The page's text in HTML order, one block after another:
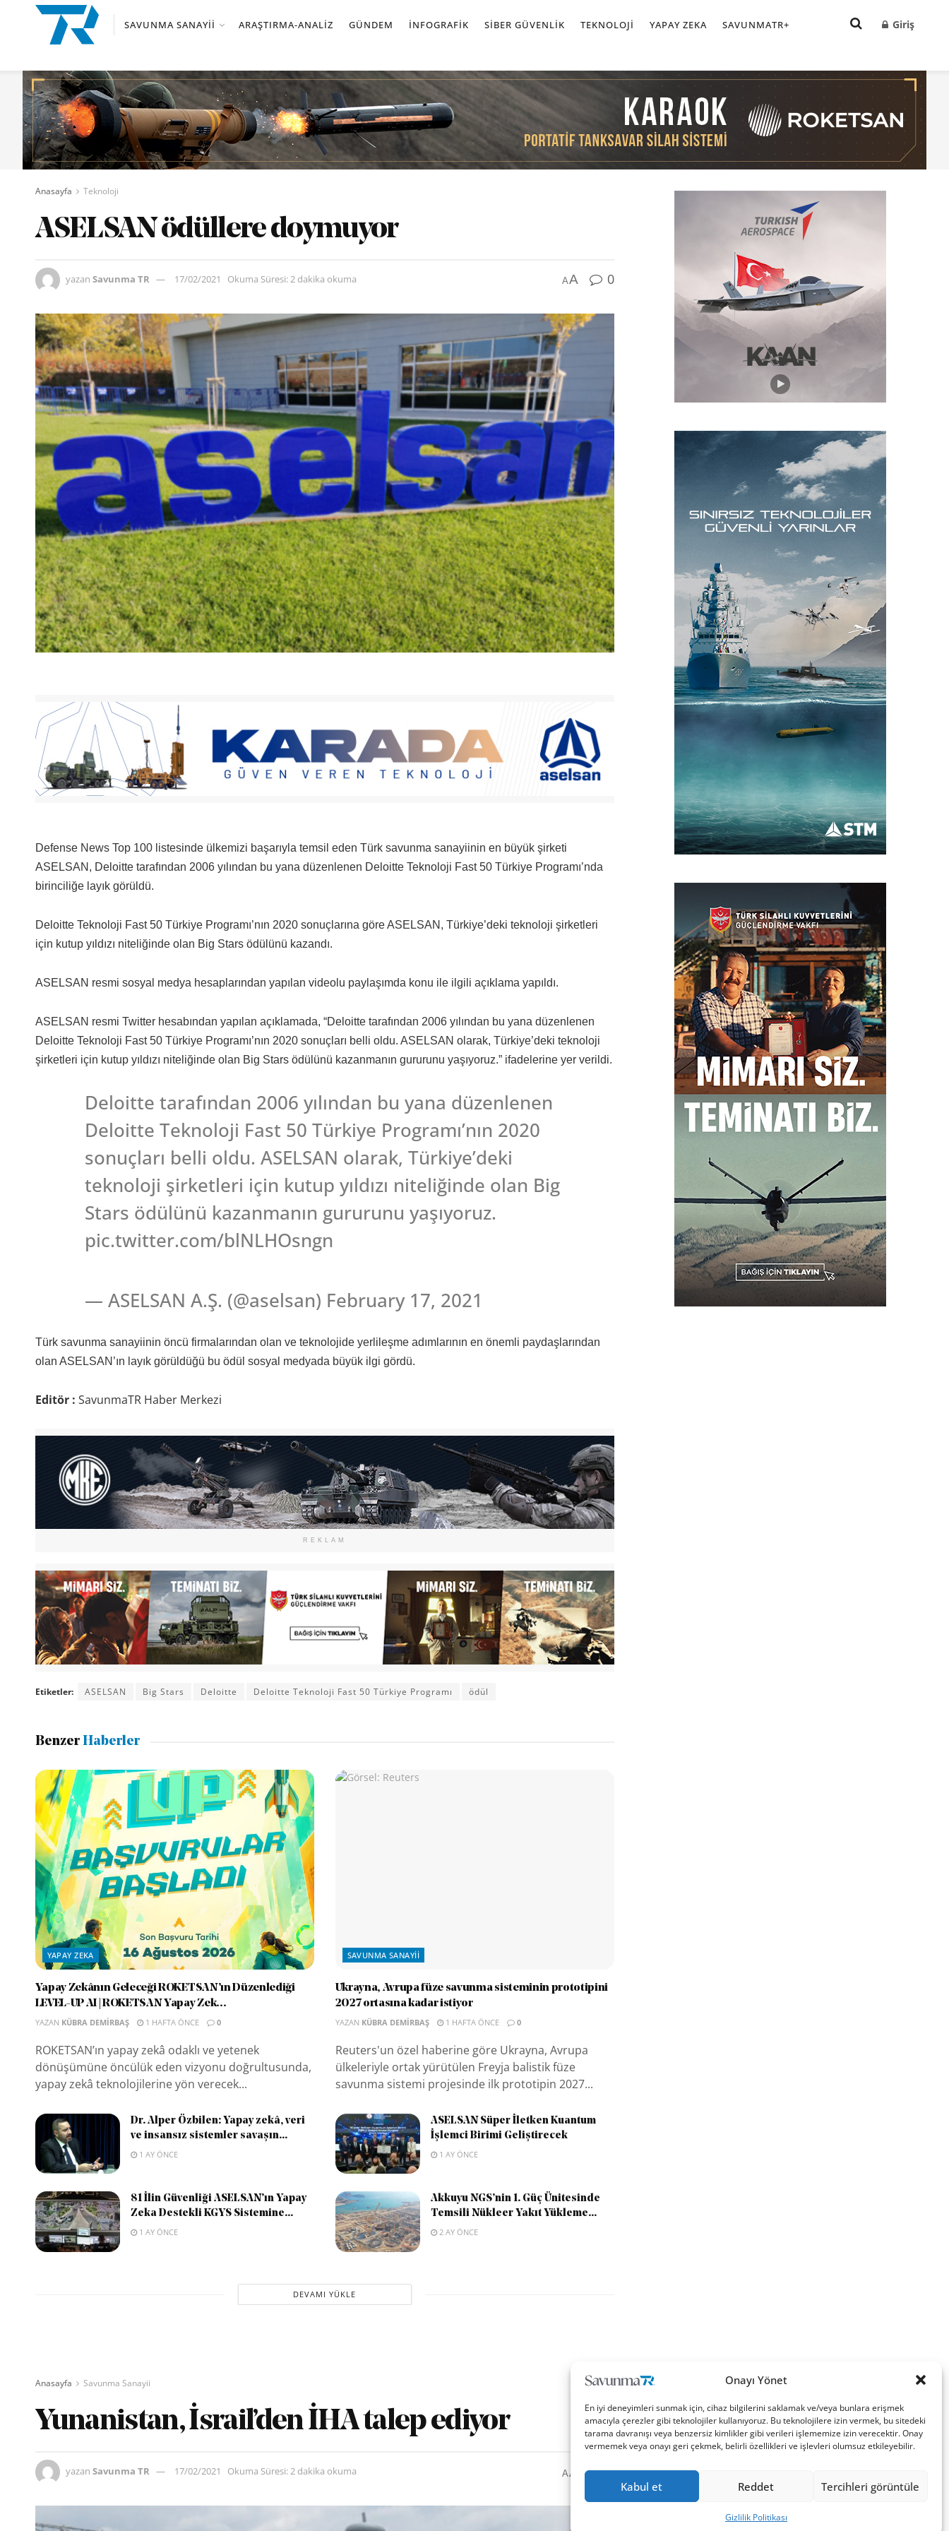
Onayı Yönet
En iyi deneyimleri sunmak için, cihaz bilgilerini saklamak ve/veya bunlara erişmek
amacıyla çerezler gibi teknolojiler kullanıyoruz. Bu teknolojilere izin vermek, bu sitedeki
tarama davranışı veya benzersiz kimlikler gibi verileri işlememize izin verecektir. Onay
vermemek veya onayı geri çekmek, belirli özellikleri ve işlevleri olumsuz etkileyebilir.
Kabul et Reddet Tercihleri görüntüle
Gizlilik Politikası
SAVUNMA SANAYII ARAŞTIRMA-ANALIZ GÜNDEM İNFOGRAFIK SIBER GÜVENLIK TEKNOLOJI YAPAY ZEKA SAVUNMATR+ Giriş
Anasayfa Teknoloji
ASELSAN ödüllere doymuyor
yazan Savunma TR 17/02/2021 Okuma Süresi: 2 dakika okuma AA 0
Defense News Top 100 listesinde ülkemizi başarıyla temsil eden Türk savunma sanayiinin en büyük şirketi
ASELSAN, Deloitte tarafından 2006 yılından bu yana düzenlenen Deloitte Teknoloji Fast 50 Türkiye Programı’nda
birinciliğe layık görüldü.
Deloitte Teknoloji Fast 50 Türkiye Programı’nın 2020 sonuçlarına göre ASELSAN, Türkiye’deki teknoloji şirketleri
için kutup yıldızı niteliğinde olan Big Stars ödülünü kazandı.
ASELSAN resmi sosyal medya hesaplarından yapılan videolu paylaşımda konu ile ilgili açıklama yapıldı.
ASELSAN resmi Twitter hesabından yapılan açıklamada, “Deloitte tarafından 2006 yılından bu yana düzenlenen
Deloitte Teknoloji Fast 50 Türkiye Programı’nın 2020 sonuçları belli oldu. ASELSAN olarak, Türkiye’deki teknoloji
şirketleri için kutup yıldızı niteliğinde olan Big Stars ödülünü kazanmanın gururunu yaşıyoruz.” ifadelerine yer verildi.
Deloitte tarafından 2006 yılından bu yana düzenlenen
Deloitte Teknoloji Fast 50 Türkiye Programı’nın 2020
sonuçları belli oldu. ASELSAN olarak, Türkiye’deki
teknoloji şirketleri için kutup yıldızı niteliğinde olan Big
Stars ödülünü kazanmanın gururunu yaşıyoruz.
pic.twitter.com/blNLHOsngn
— ASELSAN A.Ş. (@aselsan) February 17, 2021
Türk savunma sanayiinin öncü firmalarından olan ve teknolojide yerlileşme adımlarının en önemli paydaşlarından
olan ASELSAN’ın layık görüldüğü bu ödül sosyal medyada büyük ilgi gördü.
Editör : SavunmaTR Haber Merkezi
REKLAM
Etiketler: ASELSAN Big Stars Deloitte Deloitte Teknoloji Fast 50 Türkiye Programı ödül
BenzerHaberler
YAPAY ZEKA
Yapay Zekânın Geleceği ROKETSAN’ın Düzenlediği
LEVEL-UP AI | ROKETSAN Yapay Zek...
YAZAN KÜBRA DEMIRBAŞ 1 HAFTA ÖNCE 0
ROKETSAN’ın yapay zekâ odaklı ve yetenek
dönüşümüne öncülük eden vizyonu doğrultusunda,
yapay zekâ teknolojilerine yön verecek...
SAVUNMA SANAYII
Ukrayna, Avrupa füze savunma sisteminin prototipini
2027 ortasına kadar istiyor
YAZAN KÜBRA DEMIRBAŞ 1 HAFTA ÖNCE 0
Reuters'un özel haberine göre Ukrayna, Avrupa
ülkeleriyle ortak yürütülen Freyja balistik füze
savunma sistemi projesinde ilk prototipin 2027...
Dr. Alper Özbilen: Yapay zekâ, veri
ve insansız sistemler savaşın...
1 AY ÖNCE
ASELSAN Süper İletken Kuantum
İşlemci Birimi Geliştirecek
1 AY ÖNCE
81 İlin Güvenliği ASELSAN’ın Yapay
Zeka Destekli KGYS Sistemine...
1 AY ÖNCE
Akkuyu NGS’nin 1. Güç Ünitesinde
Temsili Nükleer Yakıt Yükleme...
2 AY ÖNCE
DEVAMI YÜKLE
Anasayfa Savunma Sanayii
Yunanistan, İsrail’den İHA talep ediyor
yazan Savunma TR 17/02/2021 Okuma Süresi: 2 dakika okuma AA 0